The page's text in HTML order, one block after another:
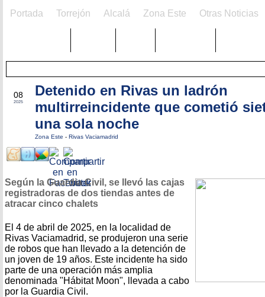
Portada Torrejón Alcalá Zona Este Otras Noticias
08
2025
Detenido en Rivas un ladrón
multirreincidente que cometió
una sola noche
Zona Este - Rivas Vaciamadrid
Según la Guardia Civil, se llevó las cajas
registradoras de dos tiendas antes de
atracar cinco chalets
El 4 de abril de 2025, en la localidad de
Rivas Vaciamadrid, se produjeron una serie
de robos que han llevado a la detención de
un joven de 19 años. Este incidente ha sido
parte de una operación más amplia
denominada "Hábitat Moon", llevada a cabo
por la Guardia Civil.